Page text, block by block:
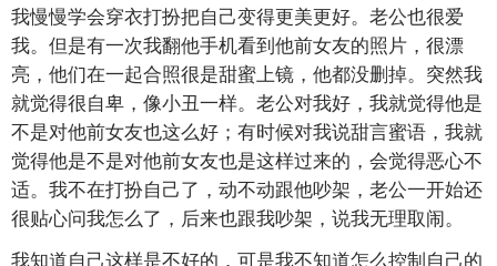
我慢慢学会穿衣打扮把自己变得更美更好。老公也很爱
我。但是有一次我翻他手机看到他前女友的照片，很漂
亮，他们在一起合照很是甜蜜上镜，他都没删掉。突然我
就觉得很自卑，像小丑一样。老公对我好，我就觉得他是
不是对他前女友也这么好；有时候对我说甜言蜜语，我就
觉得他是不是对他前女友也是这样过来的，会觉得恶心不
适。我不在打扮自己了，动不动跟他吵架，老公一开始还
很贴心问我怎么了，后来也跟我吵架，说我无理取闹。
我知道自己这样是不好的，可是我不知道怎么控制自己的